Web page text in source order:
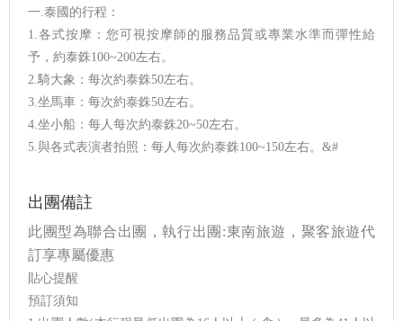
一.泰國的行程：
1.各式按摩：您可視按摩師的服務品質或專業水準而彈性給
予，約泰銖100~200左右。
2.騎大象：每次約泰銖50左右。
3.坐馬車：每次約泰銖50左右。
4.坐小船：每人每次約泰銖20~50左右。
5.與各式表演者拍照：每人每次約泰銖100~150左右。&#
出團備註
此團型為聯合出團，執行出團:東南旅遊，聚客旅遊代
訂享專屬優惠
貼心提醒
預訂須知